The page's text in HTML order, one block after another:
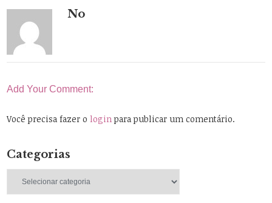
No
Add Your Comment:
Você precisa fazer ologin para publicar um comentário.
Categorias